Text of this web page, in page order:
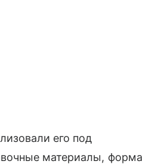
его под
материалы, форма